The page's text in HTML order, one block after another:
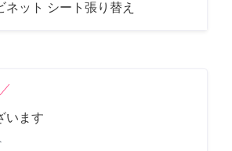
ネット シート張り替え
います